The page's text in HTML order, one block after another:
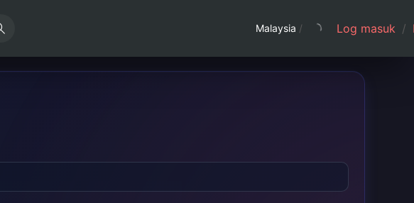
Malaysia / Log masuk /